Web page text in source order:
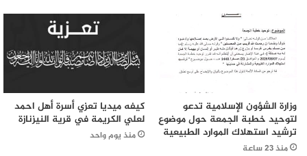
وزارة الشؤون الإسلامية تدعو
لتوحيد خطبة الجمعة حول موضوع
ترشيد استهلاك الموارد الطبيعية
منذ 23 ساعة
كيفه ميديا تعزي أسرة أهل احمد
لعلي الكريمة في قرية النيزنازة
منذ يوم واحد